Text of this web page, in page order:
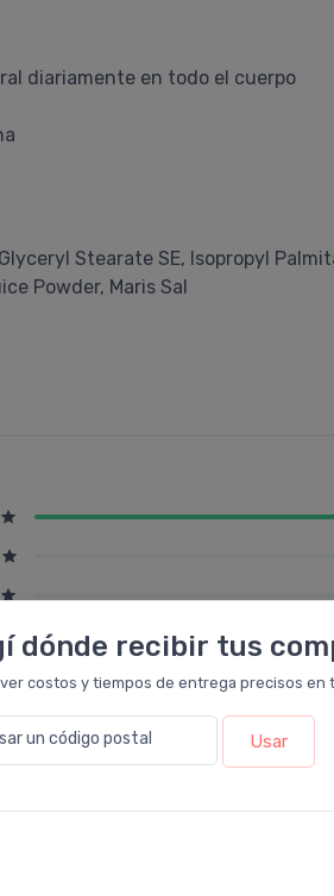
dónde recibir tus
costos y tiempos de entrega precisos en
un código postal Usar
diariamente en todo el cuerpo
Stearate SE, Isopropyl
Powder, Maris Sal